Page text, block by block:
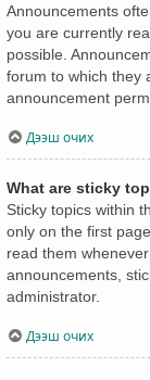
Announcements
you are currently
possible.
forum to which they
announcement
Дээш очих
What are sticky
Sticky topics within
only on the first
read them
announcements,
administrator.
Дээш очих